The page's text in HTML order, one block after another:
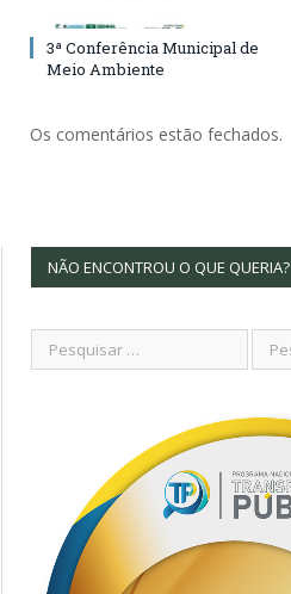
3ª Conferência Municipal de
Meio Ambiente
Os comentários estão fechados.
NÃO ENCONTROU O QUE QUERIA?